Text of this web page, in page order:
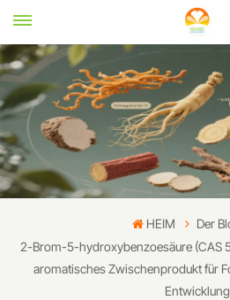
HEIM
Der
2-Brom-5-hydroxybenzoesäure (CAS
aromatisches Zwischenprodukt für
Entwicklung